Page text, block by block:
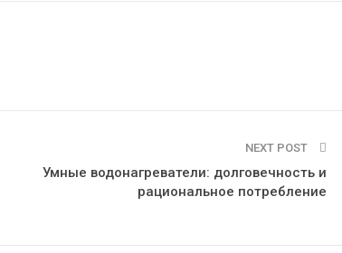
NEXT POST
Умные водонагреватели: долговечность и
рациональное потребление